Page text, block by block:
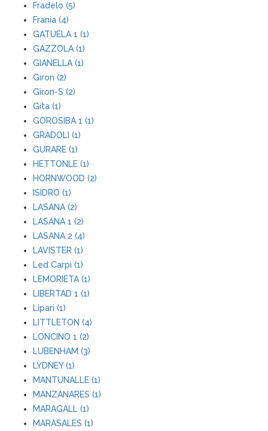
Fradelo (5)
Frania (4)
GATUELA 1 (1)
GAZZOLA (1)
GIANELLA (1)
Giron (2)
Giron-S (2)
Gita (1)
GOROSIBA 1 (1)
GRADOLI (1)
GURARE (1)
HETTONLE (1)
HORNWOOD (2)
ISIDRO (1)
LASANA (2)
LASANA 1 (2)
LASANA 2 (4)
LAVISTER (1)
Led Carpi (1)
LEMORIETA (1)
LIBERTAD 1 (1)
Lipari (1)
LITTLETON (4)
LONCINO 1 (2)
LUBENHAM (3)
LYDNEY (1)
MANTUNALLE (1)
MANZANARES (1)
MARAGALL (1)
MARASALES (1)